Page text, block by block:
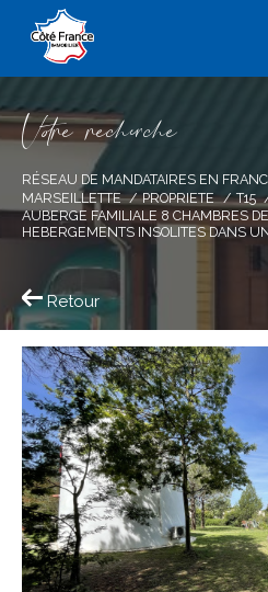
Vore recece
RÉSEAU DE MANDATAIRES EN
MARSEILLETTE
PROPRIETE
T15
AUBERGE FAMILIALE 8 CHAMBRES
HEBERGEMENTS INSOLITES DANS
Retour
Effectuer une
et trouver le bien qui
critères
Type
d'offre
Vente
Type
de
bien
type de bien
Ville
Budget
Budget